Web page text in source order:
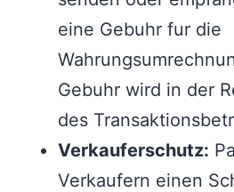
eine Gebuhr fur die
Gebuhr wird in der
des
Verkauferschutz:
Verkaufern einen